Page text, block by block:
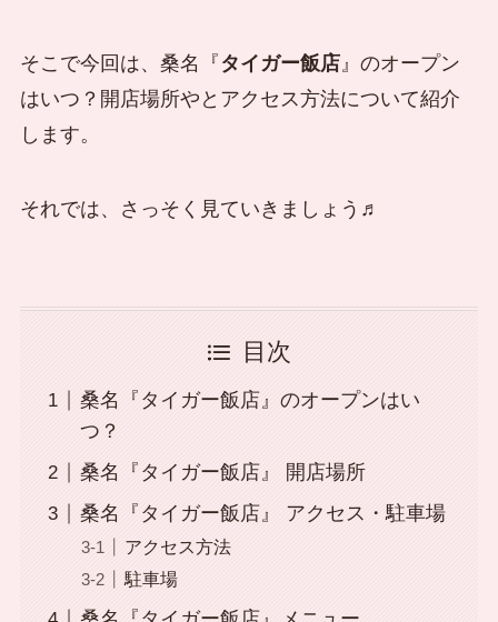
そこで今回は、桑名『 タイガー飯店』のオープン
はいつ？開店場所やとアクセス方法について紹介
します。
それでは、さっそく見ていきましょう♬
目次
桑名『タイガー飯店』のオープンはい
つ？
桑名『タイガー飯店』 開店場所
桑名『タイガー飯店』 アクセス・駐車場
アクセス方法
駐車場